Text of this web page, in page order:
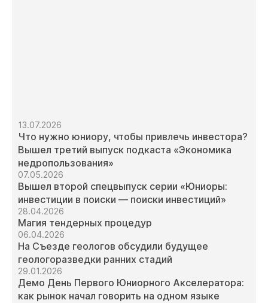
13.07.2026
Что нужно юниору, чтобы привлечь инвестора?
Вышел третий выпуск подкаста «Экономика
недропользования»
07.05.2026
Вышел второй спецвыпуск серии «Юниоры:
инвестиции в поиски — поиски инвестиций»
28.04.2026
Магия тендерных процедур
06.04.2026
На Съезде геологов обсудили будущее
геологоразведки ранних стадий
29.01.2026
Демо День Первого Юниорного Акселератора:
как рынок начал говорить на одном языке